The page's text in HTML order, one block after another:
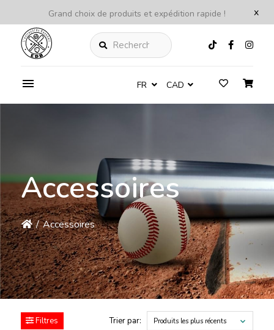
x
Grand choix de produits et expédition rapide !
Rechercher
FR CAD
Accessoires
/ Accessoires
Filtres Trier par: Produits les plus récents